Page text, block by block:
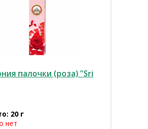
палочки (роза) "Sri
20 г
нет